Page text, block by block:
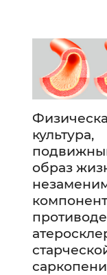
культура,
образ